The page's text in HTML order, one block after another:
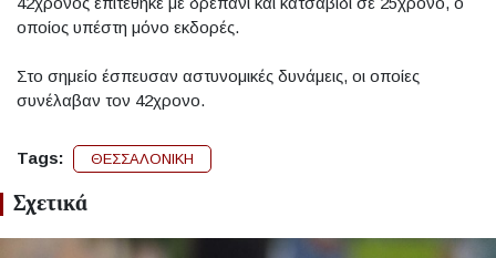
οποίος υπέστη μόνο εκδορές.
Στο σημείο έσπευσαν αστυνομικές δυνάμεις, οι οποίες
συνέλαβαν τον 42χρονο.
Tags: ΘΕΣΣΑΛΟΝΙΚΗ
Σχετικά